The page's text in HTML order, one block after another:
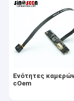
Διπλή
Ενότητα
ενότητα
1MP
Ενότητες
cOem